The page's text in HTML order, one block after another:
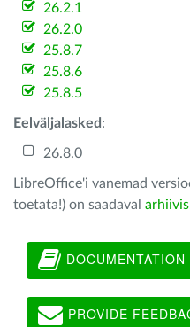
26.2.1
26.2.0
25.8.7
25.8.6
25.8.5
Eelväljalasked :
26.8.0
LibreOffice'i vanemad
toetata!) on saadaval arhiivis
DOCUMENTATION
PROVIDE